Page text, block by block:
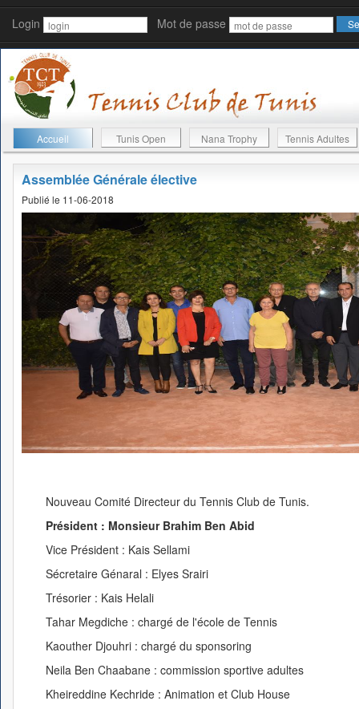
Login Mot de passe
Accueil Tunis Open Nana Trophy Tennis Adultes
Assemblée Générale élective
Publié le 11-06-2018
Nouveau Comité Directeur du Tennis Club de Tunis.
Président : Monsieur Brahim Ben Abid
Vice Président : Kais Sellami
Sécretaire Génaral : Elyes Srairi
Trésorier : Kais Helali
Tahar Megdiche : chargé de l'école de Tennis
Kaouther Djouhri : chargé du sponsoring
Neila Ben Chaabane : commission sportive adultes
Kheireddine Kechride : Animation et Club House